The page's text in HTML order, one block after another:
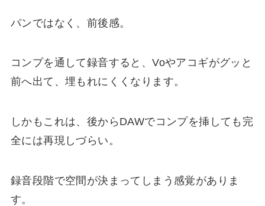
パンではなく、前後感。
コンプを通して録音すると、Voやアコギがグッと
前へ出て、埋もれにくくなります。
しかもこれは、後からDAWでコンプを挿しても完
全には再現しづらい。
録音段階で空間が決まってしまう感覚がありま
す。